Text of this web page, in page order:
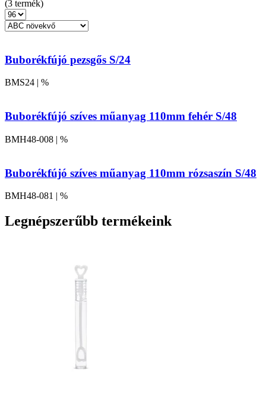
(3 termék)
Buborékfújó pezsgős S/24
BMS24 | %
Buborékfújó szíves műanyag 110mm fehér S/48
BMH48-008 | %
Buborékfújó szíves műanyag 110mm rózsaszín S/48
BMH48-081 | %
Legnépszerűbb termékeink